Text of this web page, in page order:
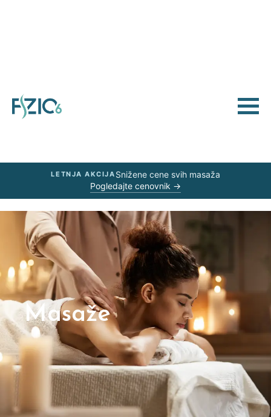
LETNJA AKCIJA Snižene cene svih masaža
Pogledajte cenovnik →
Masaže